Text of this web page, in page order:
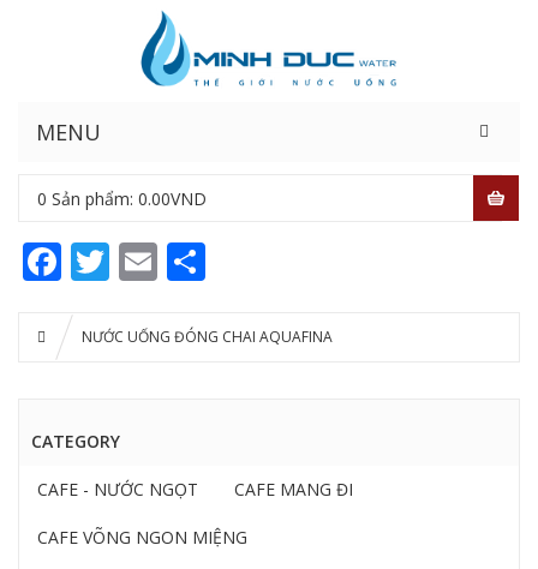
MENU
0 Sản phẩm: 0.00VND
Facebook
Twitter
Email
NƯỚC UỐNG ĐÓNG CHAI AQUAFINA
CATEGORY
CAFE - NƯỚC NGỌT CAFE MANG ĐI
CAFE VÕNG NGON MIỆNG